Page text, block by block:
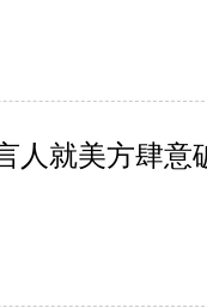
人就美方肆意